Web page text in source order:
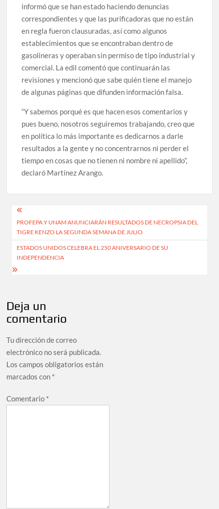
informó que se han estado haciendo denuncias
correspondientes y que las purificadoras que no están
en regla fueron clausuradas, así como algunos
establecimientos que se encontraban dentro de
gasolineras y operaban sin permiso de tipo industrial y
comercial. La edil comentó que continuarán las
revisiones y mencionó que sabe quién tiene el manejo
de algunas páginas que difunden información falsa.
“Y sabemos porqué es que hacen esos comentarios y
pues bueno, nosotros seguiremos trabajando, creo que
en política lo más importante es dedicarnos a darle
resultados a la gente y no concentrarnos ni perder el
tiempo en cosas que no tienen ni nombre ni apellido”,
declaró Martínez Arango.
Navegación
de
entradas
PROFEPA Y UNAM ANUNCIARÁN RESULTADOS DE NECROPSIA DEL
TIGRE KENZO LA SEGUNDA SEMANA DE JULIO
ESTADOS UNIDOS CELEBRA EL 250 ANIVERSARIO DE SU
INDEPENDENCIA
Deja un
comentario
Tu dirección de correo
electrónico no será publicada.
Los campos obligatorios están
marcados con *
Comentario *